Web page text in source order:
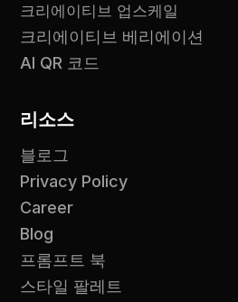
크리에이티브 업스케일
크리에이티브 베리에이션
AI QR 코드
리소스
블로그
Privacy Policy
Career
Blog
프롬프트 북
스타일 팔레트